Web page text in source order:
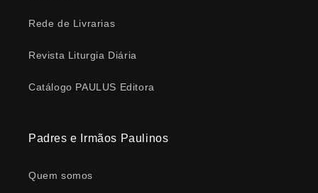
Rede de Livrarias
Revista Liturgia Diária
Catálogo PAULUS Editora
Padres e Irmãos Paulinos
Quem somos